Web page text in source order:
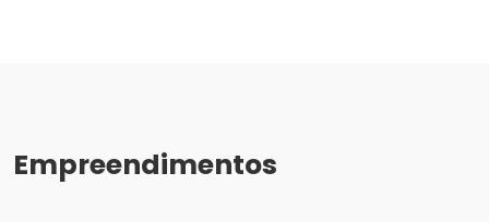
Empreendimentos